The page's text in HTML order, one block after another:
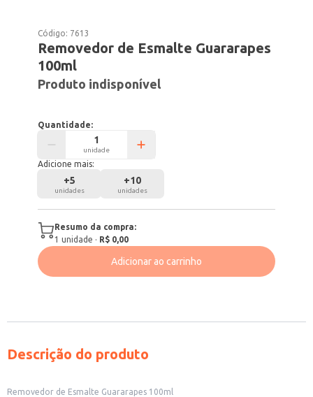
Código: 7613
Removedor de Esmalte Guararapes
100ml
Produto indisponível
Quantidade:
unidade
Adicione mais:
+5
unidades
+10
unidades
Resumo da compra:
1 unidade · R$ 0,00
Adicionar ao carrinho
Descrição do produto
Removedor de Esmalte Guararapes 100ml